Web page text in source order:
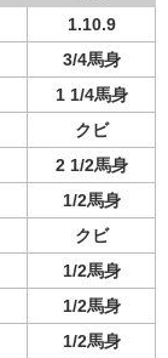
1.10.9
3/4馬身
1 1/4馬身
クビ
2 1/2馬身
1/2馬身
クビ
1/2馬身
1/2馬身
1/2馬身